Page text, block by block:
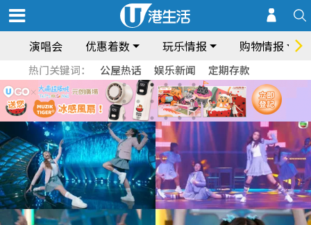
演唱会 优惠着数 玩乐情报 购物情报
热门关键词： 公屋热话 娱乐新闻 定期存款